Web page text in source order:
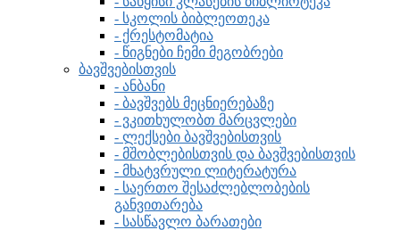
- სკოლის ბიბლეოთეკა
- ქრესტომატია
- წიგნები ჩემი მეგობრები
ბავშვებისთვის
- ანბანი
- ბავშვებს მეცნიერებაზე
- ვკითხულობთ მარცვლები
- ლექსები ბავშვებისთვის
- მშობლებისთვის და ბავშვებისთვის
- მხატვრული ლიტერატურა
- საერთო შესაძლებლობების
განვითარება
- სასწავლო ბარათები